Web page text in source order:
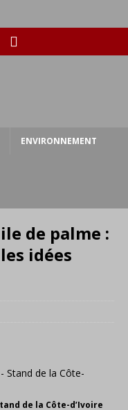
ENVIRONNEMENT
de palme :
idées
de la Côte-d’Ivoire